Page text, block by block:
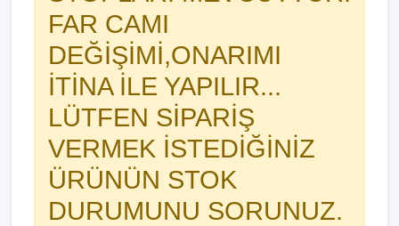
FAR CAMI
DEĞİŞİMİ,ONARIMI
İTİNA İLE YAPILIR...
LÜTFEN SİPARİŞ
VERMEK İSTEDİĞİNİZ
ÜRÜNÜN STOK
DURUMUNU SORUNUZ.